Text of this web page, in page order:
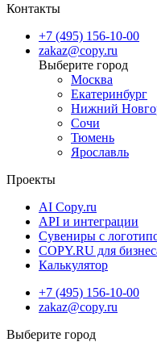
Время изготовления
Для заказа доступны
Стандартное
Срочное
Доступные варианты
Бесплатная
Доставка через
курьером)
Срочная курьерская
Контакты
+7 (495) 156-10-00
zakaz@copy.ru
Москва
Екатеринбург
Нижний
Сочи
Тюмень
Ярославль
Проекты
AI Copy.ru
API и интеграции
Сувениры с
COPY.RU для
Калькулятор
+7 (495) 156-10-00
zakaz@copy.ru